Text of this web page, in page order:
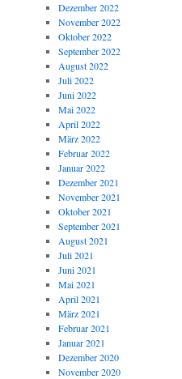
Dezember 2022
November 2022
Oktober 2022
September 2022
August 2022
Juli 2022
Juni 2022
Mai 2022
April 2022
März 2022
Februar 2022
Januar 2022
Dezember 2021
November 2021
Oktober 2021
September 2021
August 2021
Juli 2021
Juni 2021
Mai 2021
April 2021
März 2021
Februar 2021
Januar 2021
Dezember 2020
November 2020